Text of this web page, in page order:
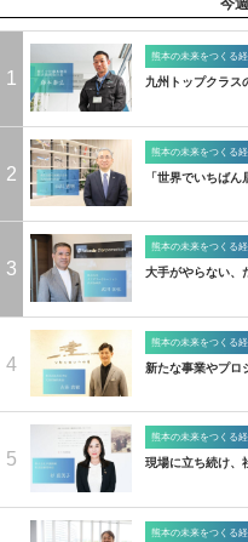
今
1
熊本の未来をつくる
九州トップクラ
2
熊本の未来をつくる
「世界でいちば
3
熊本の未来をつくる
大手がやらない、
4
熊本の未来をつくる
新たな事業やプロ
5
熊本の未来をつくる
現場に立ち続け、
熊本の未来をつくる